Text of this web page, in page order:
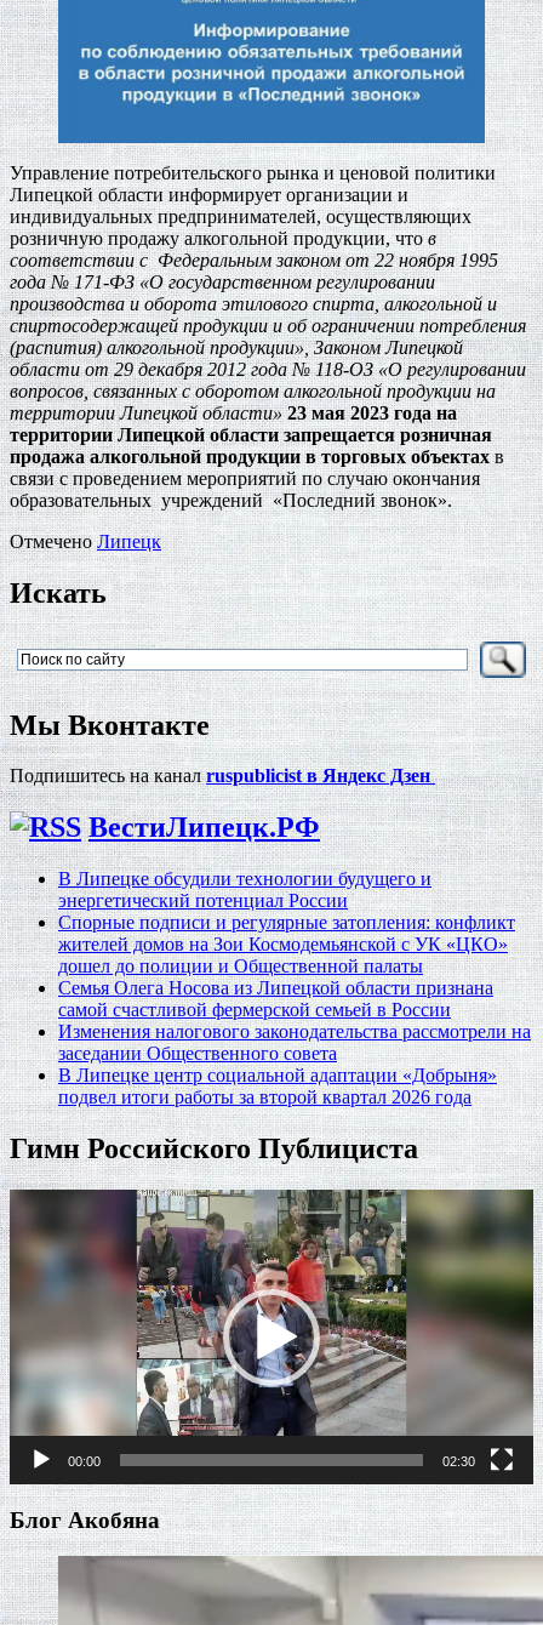
Управление потребительского рынка и ценовой политики
Липецкой области информирует организации и
индивидуальных предпринимателей, осуществляющих
розничную продажу алкогольной продукции, чтов
соответствии с Федеральным законом от 22 ноября 1995
года № 171-ФЗ «О государственном регулировании
производства и оборота этилового спирта, алкогольной и
спиртосодержащей продукции и об ограничении потребления
(распития) алкогольной продукции», Законом Липецкой
области от 29 декабря 2012 года № 118-ОЗ «О регулировании
вопросов, связанных с оборотом алкогольной продукции на
территории Липецкой области» 23 мая 2023 года на
территории Липецкой области запрещается розничная
продажа алкогольной продукции в торговых объектахв
связи с проведением мероприятий по случаю окончания
образовательных учреждений «Последний звонок».
ОтмеченоЛипецк
Искать
Мы Вконтакте
Подпишитесь на каналruspublicist в Яндекс Дзен
ВестиЛипецк.РФ
В Липецке обсудили технологии будущего и
энергетический потенциал России
Спорные подписи и регулярные затопления: конфликт
жителей домов на Зои Космодемьянской с УК «ЦКО»
дошел до полиции и Общественной палаты
Семья Олега Носова из Липецкой области признана
самой счастливой фермерской семьей в России
Изменения налогового законодательства рассмотрели на
заседании Общественного совета
В Липецке центр социальной адаптации «Добрыня»
подвел итоги работы за второй квартал 2026 года
Гимн Российского Публициста
Видеоплеер
00:00 02:30
Блог Акобяна